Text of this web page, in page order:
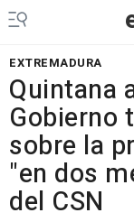
EXTREMADURA
Quintana
Gobierno
sobre la
"en dos
del CSN